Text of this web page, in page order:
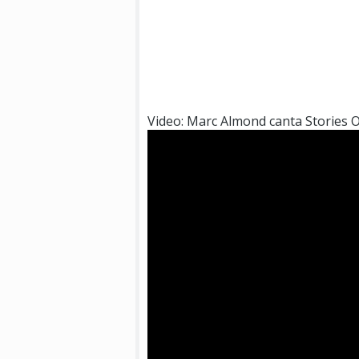
Video: Marc Almond canta Stories